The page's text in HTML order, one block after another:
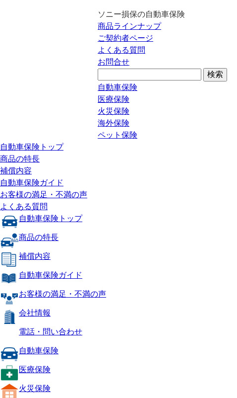
ソニー損保の自動車保険
商品ラインナップ
ご契約者ページ
よくある質問
お問合せ
自動車保険
医療保険
火災保険
海外保険
ペット保険
自動車保険トップ
商品の特長
補償内容
自動車保険ガイド
お客様の満足・不満の声
よくある質問
自動車保険トップ
商品の特長
補償内容
自動車保険ガイド
お客様の満足・不満の声
会社情報
電話・問い合わせ
自動車保険
医療保険
火災保険